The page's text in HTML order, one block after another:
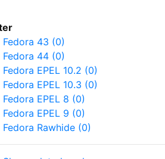
Fedora 43 (0)
Fedora 44 (0)
Fedora EPEL 10.2 (0)
Fedora EPEL 10.3 (0)
Fedora EPEL 8 (0)
Fedora EPEL 9 (0)
Fedora Rawhide (0)